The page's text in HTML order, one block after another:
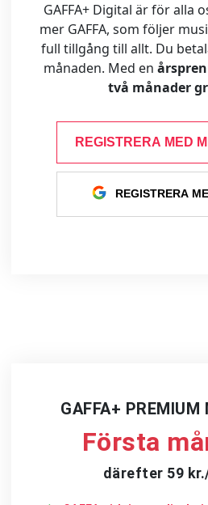
GAFFA+ Digital är för alla
mer GAFFA, som följer
full tillgång till allt. Du
månaden. Med en
två månader
REGISTRERA MED
REGISTRERA
GAFFA+ PREMIUM
Första
därefter 59